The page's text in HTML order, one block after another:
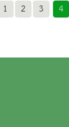
1 2 3 4